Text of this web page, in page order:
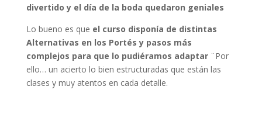
divertido y el día de la boda quedaron geniales
Lo bueno es que el curso disponía de distintas
Alternativas en los Portés y pasos más
complejos para que lo pudiéramos adaptar¨Por
ello… un acierto lo bien estructuradas que están las
clases y muy atentos en cada detalle.